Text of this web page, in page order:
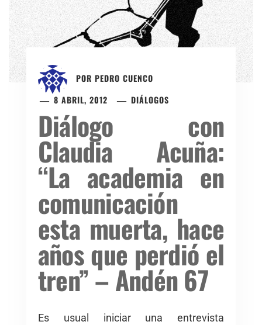
POR PEDRO CUENCO
8 ABRIL, 2012
DIÁLOGOS
Diálogo con
Claudia Acuña:
“La academia en
comunicación
esta muerta, hace
años que perdió el
tren” – Andén 67
Es usual iniciar una entrevista